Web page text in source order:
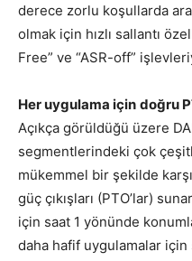
derece zorlu koşullarda
olmak için hızlı sallantı
Free” ve “ASR-off”
Her uygulama için doğru
Açıkça görüldüğü üzere
segmentlerindeki çok
mükemmel bir şekilde
güç çıkışları (PTO’lar)
için saat 1 yönünde
daha hafif uygulamalar